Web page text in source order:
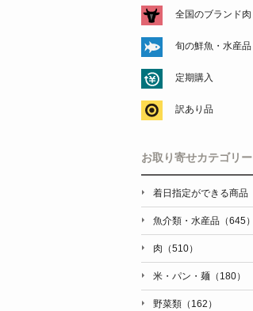
全国のブランド肉
旬の鮮魚・水産品
定期購入
訳あり品
お取り寄せカテゴリー
着日指定ができる商品
魚介類・水産品（645）
肉（510）
米・パン・麺（180）
野菜類（162）